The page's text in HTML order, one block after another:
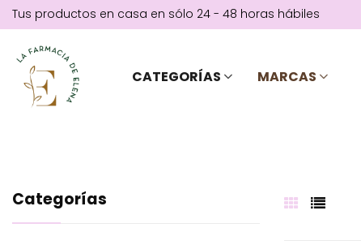
Tus productos en casa en sólo 24 - 48 horas hábiles
CATEGORÍAS MARCAS
Categorías